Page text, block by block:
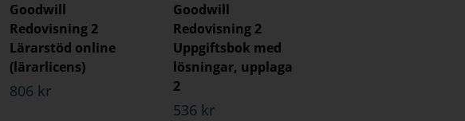
Goodwill
Redovisning 2
Lärarstöd online
(lärarlicens)
806 kr
Goodwill
Redovisning 2
Uppgiftsbok med
lösningar, upplaga
2
536 kr